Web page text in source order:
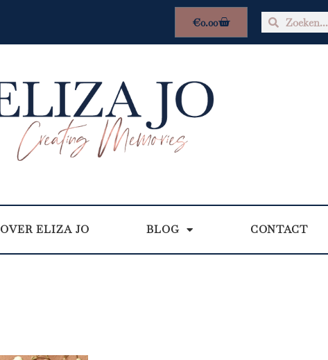
€0.00
OVER ELIZA JO BLOG CONTACT